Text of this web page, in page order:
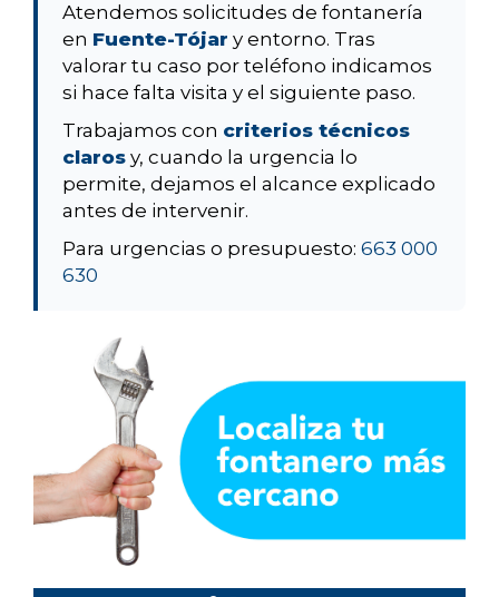
Atendemos solicitudes de fontanería
en Fuente-Tójar y entorno. Tras
valorar tu caso por teléfono indicamos
si hace falta visita y el siguiente paso.
Trabajamos con criterios técnicos
claros y, cuando la urgencia lo
permite, dejamos el alcance explicado
antes de intervenir.
Para urgencias o presupuesto: 663 000
630